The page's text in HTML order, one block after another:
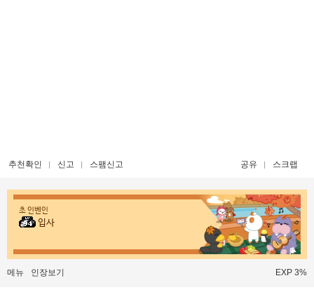
추천확인 신고 스팸신고 공유 스크랩
초 인벤인
입사
메뉴 인장보기 EXP 3%